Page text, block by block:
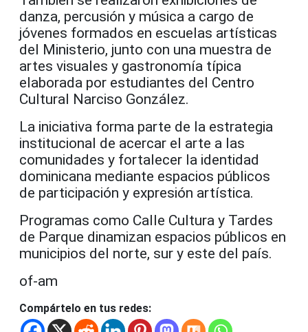
danza, percusión y música a cargo de
jóvenes formados en escuelas artísticas
del Ministerio, junto con una muestra de
artes visuales y gastronomía típica
elaborada por estudiantes del Centro
Cultural Narciso González.
La iniciativa forma parte de la estrategia
institucional de acercar el arte a las
comunidades y fortalecer la identidad
dominicana mediante espacios públicos
de participación y expresión artística.
Programas como Calle Cultura y Tardes
de Parque dinamizan espacios públicos en
municipios del norte, sur y este del país.
of-am
Compártelo en tus redes: